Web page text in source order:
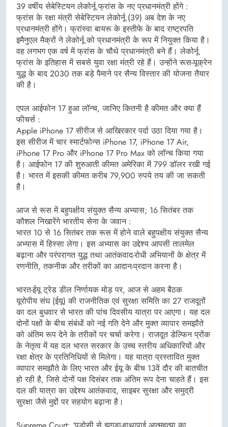
39 वर्षीय सेबेस्टियन लेकोर्नू फ्रांस के नए प्रधानमंत्री होंगे :
फ्रांस के रक्षा मंत्री सेबेस्टियन लेकोर्नू (39) अब देश के नए
प्रधानमंत्री होंगे। फ्रांस्वा बायरू के इस्तीफे के बाद राष्ट्रपति
इमैनुएल मैक्रों ने लेकोर्नू को प्रधानमंत्री के रूप में नियुक्त किया है।
वह लगभग एक वर्ष में फ्रांस के चौथे प्रधानमंत्री बने हैं। लेकोर्नू
फ्रांस के इतिहास में सबसे युवा रक्षा मंत्री रहे हैं। उन्होंने रूस-यूक्रेन
युद्ध के बाद 2030 तक बड़े पैमाने पर सैन्य विस्तार की योजना तैयार
की है।
एपल आईफोन 17 हुआ लॉन्च, जानिए कितनी है कीमत और क्या हैं
फीचर्स :
Apple iPhone 17 सीरीज से आखिरकार पर्दा उठा दिया गया है।
इस सीरीज में चार स्मार्टफोन्स iPhone 17, iPhone 17 Air,
iPhone 17 Pro और iPhone 17 Pro Max को लॉन्च किया गया
है। आईफोन 17 की शुरुआती कीमत अमेरिका में 799 डॉलर रखी गई
है। भारत में इसकी कीमत करीब 79,900 रुपये तय की जा सकती
है।
आज से रूस में बहुपक्षीय संयुक्त सैन्य अभ्यास; 16 सितंबर तक
कौशल निखारेंगे भारतीय सेना के जवान :
भारत 10 से 16 सितंबर तक रूस में होने वाले बहुपक्षीय संयुक्त सैन्य
अभ्यास में हिस्सा लेगा। इस अभ्यास का उद्देश्य आपसी तालमेल
बढ़ाना और परंपरागत युद्ध तथा आतंकवाद-रोधी अभियानों के क्षेत्र में
रणनीति, तकनीक और तरीकों का आदान-प्रदान करना है।
भारत-ईयू ट्रेड डील निर्णायक मोड़ पर, आज से अहम बैठक
यूरोपीय संघ (ईयू) की राजनीतिक एवं सुरक्षा समिति का 27 राजदूतों
का दल बुधवार से भारत की पांच दिवसीय यात्रा पर आएगा। यह दल
दोनों पक्षों के बीच संबंधों को नई गति देने और मुक्त व्यापार समझौते
को अंतिम रूप देने के तरीकों पर चर्चा करेगा। राजदूत डेल्फिन प्रोंक
के नेतृत्व में यह दल भारत सरकार के उच्च स्तरीय अधिकारियों और
रक्षा क्षेत्र के प्रतिनिधियों से मिलेगा। यह यात्रा प्रस्तावित मुक्त
व्यापार समझौते के लिए भारत और ईयू के बीच 13वें दौर की बातचीत
हो रही है, जिसे दोनों पक्ष दिसंबर तक अंतिम रूप देना चाहते हैं। इस
दल की यात्रा का उद्देश्य आतंकवाद, साइबर सुरक्षा और समुद्री
सुरक्षा जैसे मुद्दों पर सहयोग बढ़ाना है।